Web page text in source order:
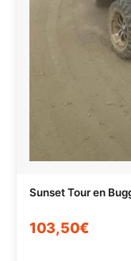
Sunset Tour en
103,50€